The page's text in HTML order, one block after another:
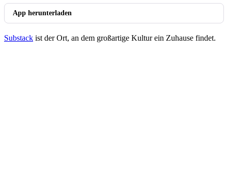
App herunterladen
Substack ist der Ort, an dem großartige Kultur ein Zuhause findet.